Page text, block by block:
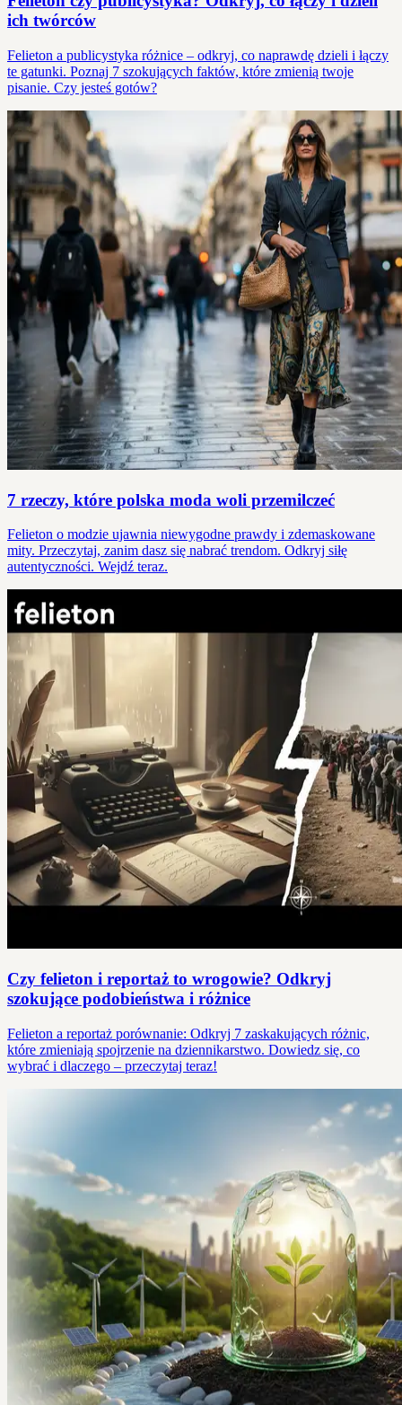
ich twórców
Felieton a publicystyka różnice – odkryj, co naprawdę dzieli i łączy
te gatunki. Poznaj 7 szokujących faktów, które zmienią twoje
pisanie. Czy jesteś gotów?
7 rzeczy, które polska moda woli przemilczeć
Felieton o modzie ujawnia niewygodne prawdy i zdemaskowane
mity. Przeczytaj, zanim dasz się nabrać trendom. Odkryj siłę
autentyczności. Wejdź teraz.
Czy felieton i reportaż to wrogowie? Odkryj
szokujące podobieństwa i różnice
Felieton a reportaż porównanie: Odkryj 7 zaskakujących różnic,
które zmieniają spojrzenie na dziennikarstwo. Dowiedz się, co
wybrać i dlaczego – przeczytaj teraz!